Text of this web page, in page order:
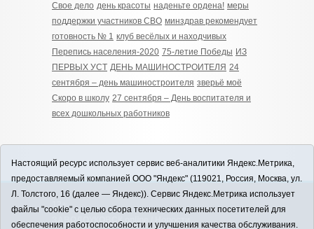
Свое дело день красоты наденьте ордена! меры
поддержки участников СВО минздрав рекомендует
готовность № 1 клуб весёлых и находчивых
Перепись населения-2020 75-летие Победы ИЗ
ПЕРВЫХ УСТ ДЕНЬ МАШИНОСТРОИТЕЛЯ 24
сентября – день машиностроителя зверьё моё
Скоро в школу 27 сентября – День воспитателя и
всех дошкольных работников
12+
ЗАВОДОУКОВСК online / Новости
Настоящий ресурс использует сервис веб-аналитики Яндекс.Метрика,
предоставляемый компанией ООО "Яндекс" (119021, Россия, Москва, ул.
Л. Толстого, 16 (далее — Яндекс)). Сервис Яндекс.Метрика использует
файлы "cookie" с целью сбора технических данных посетителей для
обеспечения работоспособности и улучшения качества обслуживания.